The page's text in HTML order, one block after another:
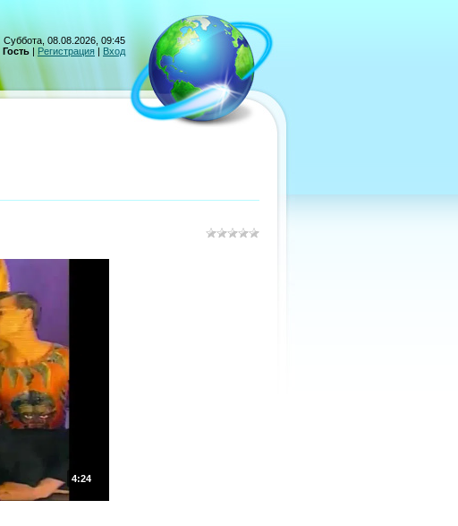
Суббота, 08.08.2026, 09:45
Гость | Регистрация | Вход
4:24